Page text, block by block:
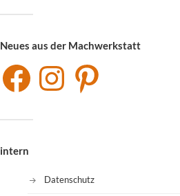
Neues aus der Machwerkstatt
intern
Datenschutz